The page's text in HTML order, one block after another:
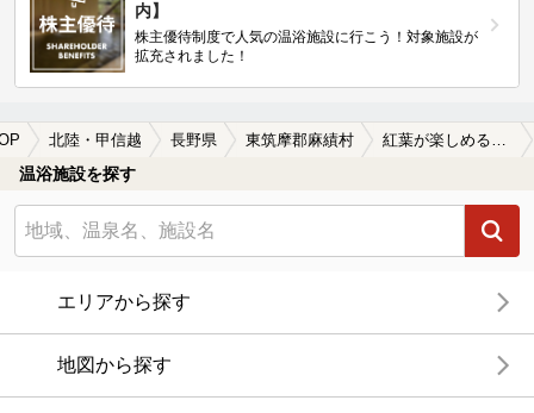
内】
株主優待制度で人気の温浴施設に行こう！対象施設が
拡充されました！
北陸・甲信越 長野県 東筑摩郡麻績村 紅葉が楽しめる東筑摩郡麻績村の温泉、日帰り温泉、スーパー銭湯おすすめ
温浴施設を探す
エリアから探す
地図から探す